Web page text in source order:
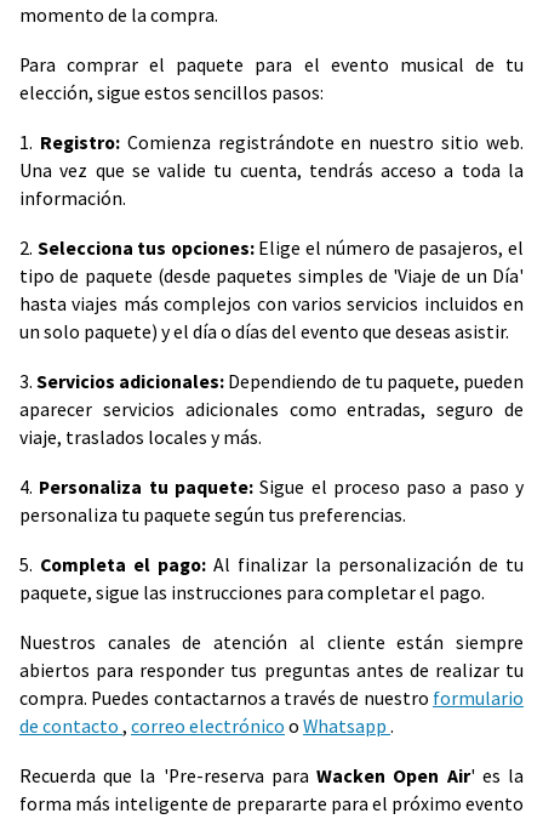
momento de la compra.
Para comprar el paquete para el evento musical de tu
elección, sigue estos sencillos pasos:
1. Registro:Comienza registrándote en nuestro sitio web.
Una vez que se valide tu cuenta, tendrás acceso a toda la
información.
2. Selecciona tus opciones:Elige el número de pasajeros, el
tipo de paquete (desde paquetes simples de 'Viaje de un Día'
hasta viajes más complejos con varios servicios incluidos en
un solo paquete) y el día o días del evento que deseas asistir.
3.Servicios adicionales: Dependiendo de tu paquete, pueden
aparecer servicios adicionales como entradas, seguro de
viaje, traslados locales y más.
4. Personaliza tu paquete:Sigue el proceso paso a paso y
personaliza tu paquete según tus preferencias.
5. Completa el pago: Al finalizar la personalización de tu
paquete, sigue las instrucciones para completar el pago.
Nuestros canales de atención al cliente están siempre
abiertos para responder tus preguntas antes de realizar tu
compra. Puedes contactarnos a través de nuestro formulario
de contacto , correo electrónico o Whatsapp .
Recuerda que la 'Pre-reserva paraWacken Open Air' es la
forma más inteligente de prepararte para el próximo evento